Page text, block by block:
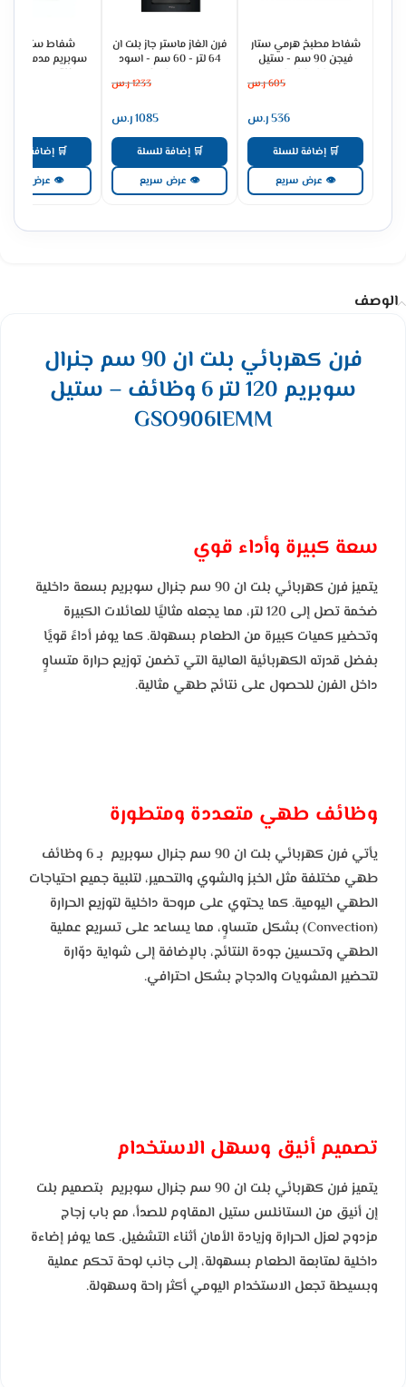
شفاط مطبخ هرمي ستار
فيجن 90 سم - ستيل
SV90PSS
605ر.س
536ر.س
🛒 إضافة للسلة
👁 عرض سريع
فرن الغاز ماستر جاز بلت ان
64 لتر - 60 سم - اسود
MGBGF-HIB
1233ر.س
1085ر.س
🛒 إضافة للسلة
👁 عرض سريع
شفاط ستيل
سوبريم مدمج
🛒 إضافة للسلة
👁 عرض سريع
الوصف
فرن كهربائي بلت ان 90 سم جنرال
سوبريم 120 لتر 6 وظائف – ستيل
GSO906IEMM
سعة كبيرة وأداء قوي
يتميز فرن كهربائي بلت ان 90 سم جنرال سوبريم بسعة داخلية
ضخمة تصل إلى 120 لتر، مما يجعله مثاليًا للعائلات الكبيرة
وتحضير كميات كبيرة من الطعام بسهولة. كما يوفر أداءً قويًا
بفضل قدرته الكهربائية العالية التي تضمن توزيع حرارة متساوٍ
داخل الفرن للحصول على نتائج طهي مثالية.
وظائف طهي متعددة ومتطورة
يأتي فرن كهربائي بلت ان 90 سم جنرال سوبريم بـ 6 وظائف
طهي مختلفة مثل الخبز والشوي والتحمير، لتلبية جميع احتياجات
الطهي اليومية. كما يحتوي على مروحة داخلية لتوزيع الحرارة
(Convection) بشكل متساوٍ، مما يساعد على تسريع عملية
الطهي وتحسين جودة النتائج، بالإضافة إلى شواية دوّارة
لتحضير المشويات والدجاج بشكل احترافي.
تصميم أنيق وسهل الاستخدام
يتميز فرن كهربائي بلت ان 90 سم جنرال سوبريم بتصميم بلت
إن أنيق من الستانلس ستيل المقاوم للصدأ، مع باب زجاج
مزدوج لعزل الحرارة وزيادة الأمان أثناء التشغيل. كما يوفر إضاءة
داخلية لمتابعة الطعام بسهولة، إلى جانب لوحة تحكم عملية
وبسيطة تجعل الاستخدام اليومي أكثر راحة وسهولة.